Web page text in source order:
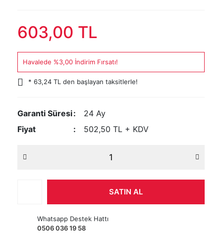
603,00 TL
Havalede %3,00 İndirim Fırsatı!
* 63,24 TL den başlayan taksitlerle!
Garanti Süresi
24 Ay
Fiyat
502,50 TL + KDV
SATIN AL
Whatsapp Destek Hattı
0506 036 19 58